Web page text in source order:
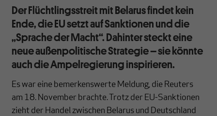
Der Flüchtlingsstreit mit Belarus findet kein
Ende, die EU setzt auf Sanktionen und die
„Sprache der Macht“. Dahinter steckt eine
neue außenpolitische Strategie – sie könnte
auch die Ampelregierung inspirieren.
Es war eine bemerkenswerte Meldung, die Reuters
am 18. November brachte. Trotz der EU-Sanktionen
zieht der Handel zwischen Belarus und Deutschland